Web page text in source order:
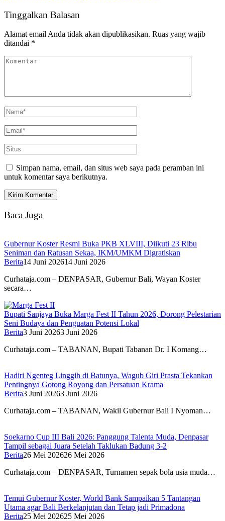
Tinggalkan Balasan
Alamat email Anda tidak akan dipublikasikan. Ruas yang wajib
ditandai *
Simpan nama, email, dan situs web saya pada peramban ini
untuk komentar saya berikutnya.
Baca Juga
Gubernur Koster Resmi Buka PKB XLVIII, Diikuti 23 Ribu
Seniman dan Ratusan Sekaa, IKM/UMKM Digratiskan
Berita14 Juni 202614 Juni 2026
Curhataja.com – DENPASAR, Gubernur Bali, Wayan Koster
secara…
Bupati Sanjaya Buka Marga Fest II Tahun 2026, Dorong Pelestarian
Seni Budaya dan Penguatan Potensi Lokal
Berita3 Juni 20263 Juni 2026
Curhataja.com – TABANAN, Bupati Tabanan Dr. I Komang…
Hadiri Ngenteg Linggih di Batunya, Wagub Giri Prasta Tekankan
Pentingnya Gotong Royong dan Persatuan Krama
Berita3 Juni 20263 Juni 2026
Curhataja.com – TABANAN, Wakil Gubernur Bali I Nyoman…
Soekarno Cup III Bali 2026: Panggung Talenta Muda, Denpasar
Tampil sebagai Juara Setelah Taklukan Badung 3-2
Berita26 Mei 202626 Mei 2026
Curhataja.com – DENPASAR, Turnamen sepak bola usia muda…
Temui Gubernur Koster, World Bank Sampaikan 5 Tantangan
Utama agar Bali Berkelanjutan dan Tetap jadi Primadona
Berita25 Mei 202625 Mei 2026